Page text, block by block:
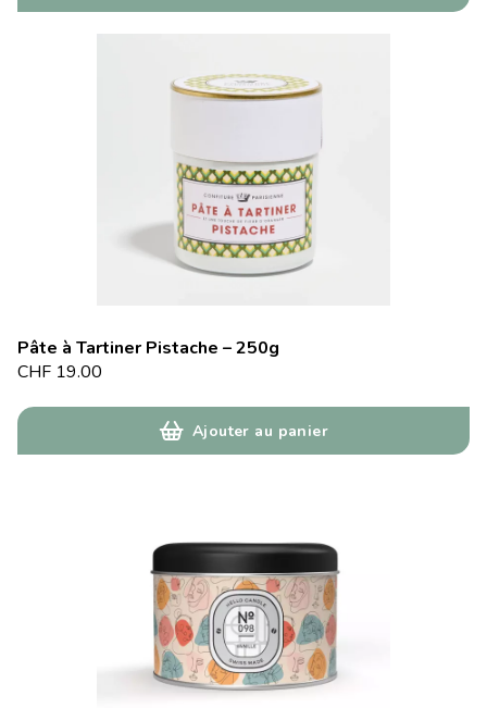
Pâte à Tartiner Pistache – 250g
CHF 19.00
Ajouter au panier